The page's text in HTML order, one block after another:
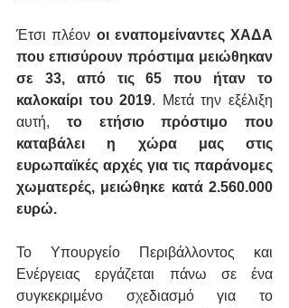
Έτσι πλέον οι εναπομείναντες ΧΑΔΑ
που επισύρουν πρόστιμα μειώθηκαν
σε 33, από τις 65 που ήταν το
καλοκαίρι του 2019. Μετά την εξέλιξη
αυτή, το ετήσιο πρόστιμο που
καταβάλει η χώρα μας στις
ευρωπαϊκές αρχές για τις παράνομες
χωματερές, μειώθηκε κατά 2.560.000
ευρώ.
Το Υπουργείο Περιβάλλοντος και
Ενέργειας εργάζεται πάνω σε ένα
συγκεκριμένο σχεδιασμό για το